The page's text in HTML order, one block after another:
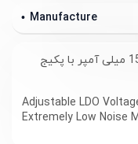
Manufacture
رگولاتور(لُو دراپ) با خروجی قابل تنظیم 150 میلی آمپر با پکیج
Adjustable LDO
Extremely Low Noise